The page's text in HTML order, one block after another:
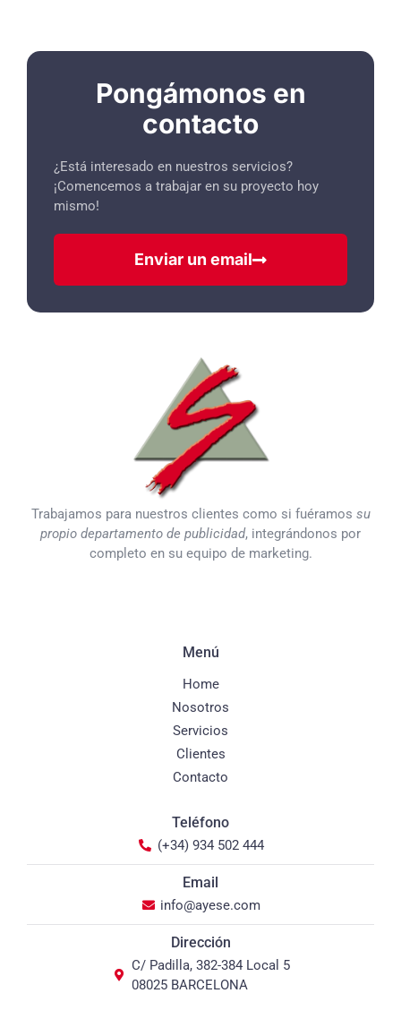
Pongámonos en
contacto
¿Está interesado en nuestros servicios?
¡Comencemos a trabajar en su proyecto hoy
mismo!
Enviar un email
Trabajamos para nuestros clientes como si fuéramos su
propio departamento de publicidad, integrándonos por
completo en su equipo de marketing.
Menú
Home
Nosotros
Servicios
Clientes
Contacto
Teléfono
(+34) 934 502 444
Email
info@ayese.com
Dirección
C/ Padilla, 382-384 Local 5
08025 BARCELONA